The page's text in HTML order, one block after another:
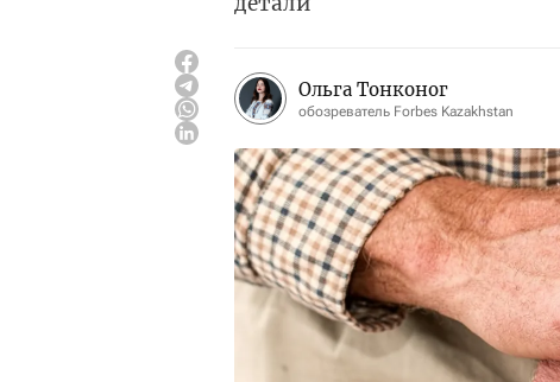
Ольга Тонконог
обозреватель Forbes Kazakhstan